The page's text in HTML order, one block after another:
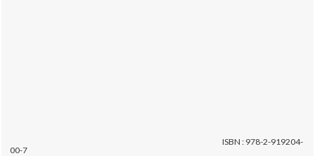
ISBN : 978-2-919204-
00-7